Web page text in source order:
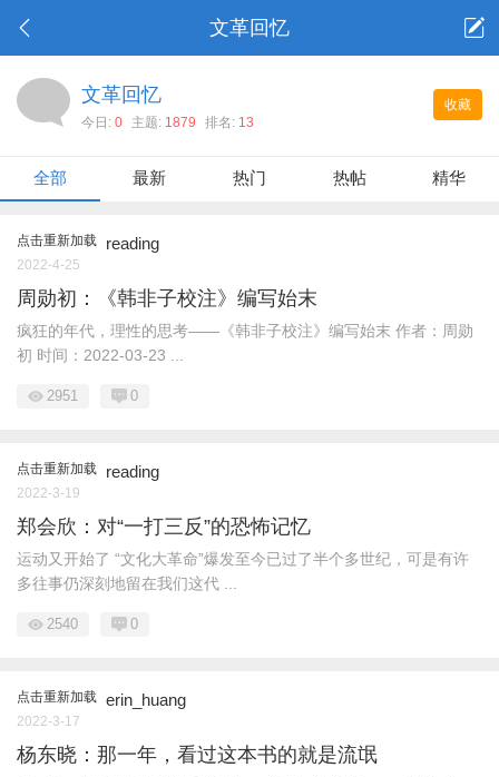
文革回忆
收藏
文革回忆
今日: 0 主题: 1879 排名: 13
全部 最新 热门 热帖 精华
点击重新加载 reading
2022-4-25
周勋初：《韩非子校注》编写始末
疯狂的年代，理性的思考——《韩非子校注》编写始末 作者：周勋
初 时间：2022-03-23 ...
2951 0
点击重新加载 reading
2022-3-19
郑会欣：对“一打三反”的恐怖记忆
运动又开始了 “文化大革命”爆发至今已过了半个多世纪，可是有许
多往事仍深刻地留在我们这代 ...
2540 0
点击重新加载 erin_huang
2022-3-17
杨东晓：那一年，看过这本书的就是流氓